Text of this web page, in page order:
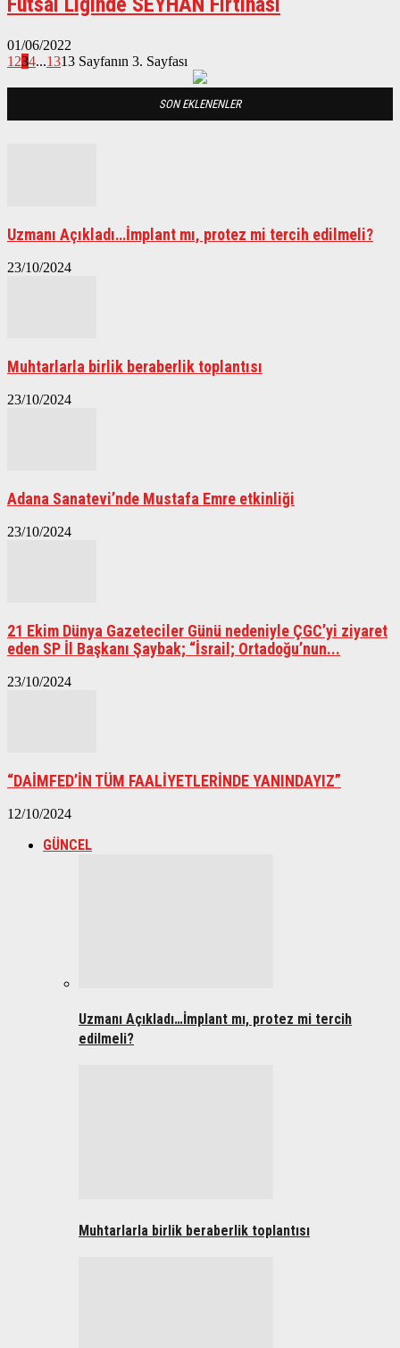
01/06/2022
1 234...1313 Sayfanın 3. Sayfası
SON EKLENENLER
Uzmanı Açıkladı…İmplant mı, protez mi tercih edilmeli?
23/10/2024
Muhtarlarla birlik beraberlik toplantısı
23/10/2024
Adana Sanatevi’nde Mustafa Emre etkinliği
23/10/2024
21 Ekim Dünya Gazeteciler Günü nedeniyle ÇGC’yi ziyaret
eden SP İl Başkanı Şaybak; “İsrail; Ortadoğu’nun...
23/10/2024
“DAİMFED’İN TÜM FAALİYETLERİNDE YANINDAYIZ”
12/10/2024
GÜNCEL
Uzmanı Açıkladı…İmplant mı, protez mi tercih
edilmeli?
Muhtarlarla birlik beraberlik toplantısı